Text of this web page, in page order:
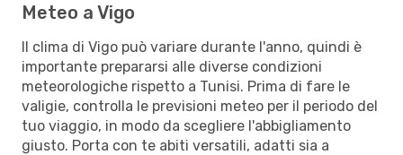
Meteo a Vigo
Il clima di Vigo può variare durante l'anno, quindi è
importante prepararsi alle diverse condizioni
meteorologiche rispetto a Tunisi. Prima di fare le
valigie, controlla le previsioni meteo per il periodo del
tuo viaggio, in modo da scegliere l'abbigliamento
giusto. Porta con te abiti versatili, adatti sia a